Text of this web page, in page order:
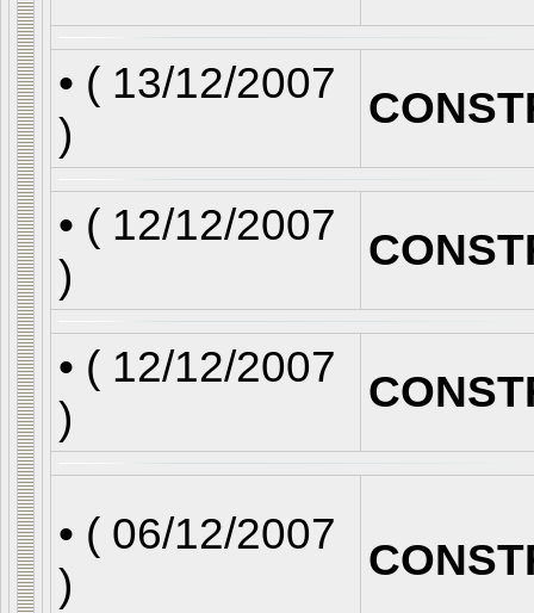
• ( 13/12/2007
)
• ( 12/12/2007
)
• ( 12/12/2007
)
• ( 06/12/2007
)